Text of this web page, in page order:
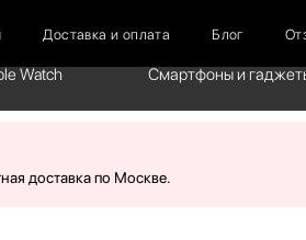
Доставка и оплата Блог
Watch Смартфоны и
доставка по Москве.